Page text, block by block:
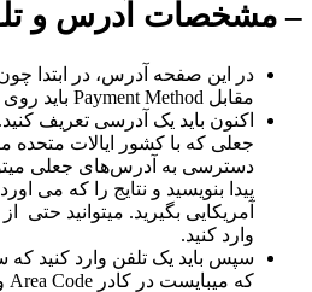
– مشخصات آدرس و
در این صفحه آدرس، در ابتدا
مقابل Payment Method باید روی گزینه None کلیک کنید.
اکنون باید یک آدرسی تعریف
جعلی که با کشور ایالات متحده
دسترسی به آدرس‌های جعلی
پیدا بنویسید و نتایج را که می
آمریکایی بگیرید. میتوانید
وارد کنید.
سپس باید یک تلفن وارد کنید
که میبایست در کادر Area Code وارد کنید.